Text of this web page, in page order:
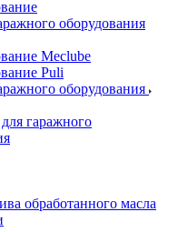
оборудования
Meclube
Puli
оборудования
гаражного
обработанного масла